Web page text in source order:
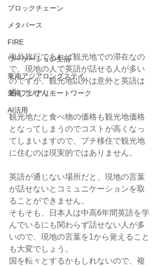
ブロックチェーン
メタバース
FIRE
ワーケーション生活
東南アジアロングステイ
東南アジアリモートワーク
AI活用
海外旅行であれば観光地での滞在なの
で、現地の人で英語が話せる人が多い
のですが、観光地以外は意外と英語は
通じません。
観光地だと食べ物の価格も観光地価格
となってしまうのでコストが高くなっ
てしまいますので、プチ移住で観光地
に住むのは現実的ではありません。
英語が通じない場所だと、現地の言葉
が話せないとコミュニケーションを取
ることができません。
そもそも、日本人は中高6年間英語を学
んでいるにも関わらず話せない人が多
いので、現地の言葉を1から覚えること
も大変でしょう。
国を転々とするかもしれないので、複